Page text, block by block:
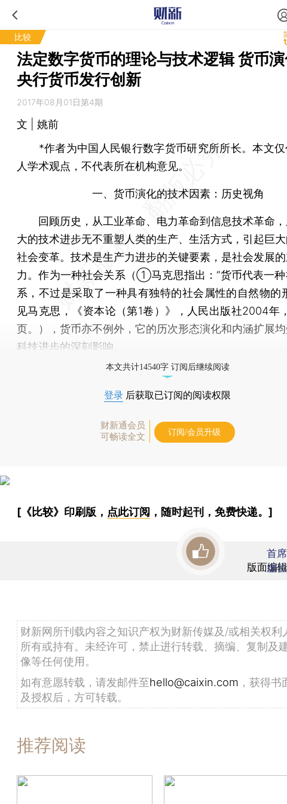
比较
法定数字货币的理论与技术逻辑 货币
央行货币发行创新
2017年08月01日第4期
文 | 姚前
*作者为中国人民银行数字货币研究所所长。本文仅
人学术观点，不代表所在机构意见。
一、货币演化的技术因素：历史视角
回顾历史，从工业革命、电力革命到信息技术革命，
大的技术进步无不重塑人类的生产、生活方式，引起巨
社会变革。技术是生产力进步的关键要素，是社会发展
力。作为一种社会关系（①马克思指出：“货币代表一
系，不过是采取了一种具有独特的社会属性的自然物的
见马克思，《资本论（第1卷）》，人民出版社2004年
页。），货币亦不例外，它的历次形态演化和内涵扩展
科技进步的深刻影响。
本文共计14540字 订阅后继续阅读
登录 后获取已订阅的阅读权限
财新通会员
可畅读全文
订阅/会员升级
[《比较》印刷版， 点此订阅 ，随时起刊，免费快递。]
版面编
首
虚
财新网所刊载内容之知识产权为财新传媒及/或相关权利
所有或持有。未经许可，禁止进行转载、摘编、复制及
像等任何使用。
如有意愿转载，请发邮件至hello@caixin.com ，获得书
及授权后，方可转载。
推荐阅读